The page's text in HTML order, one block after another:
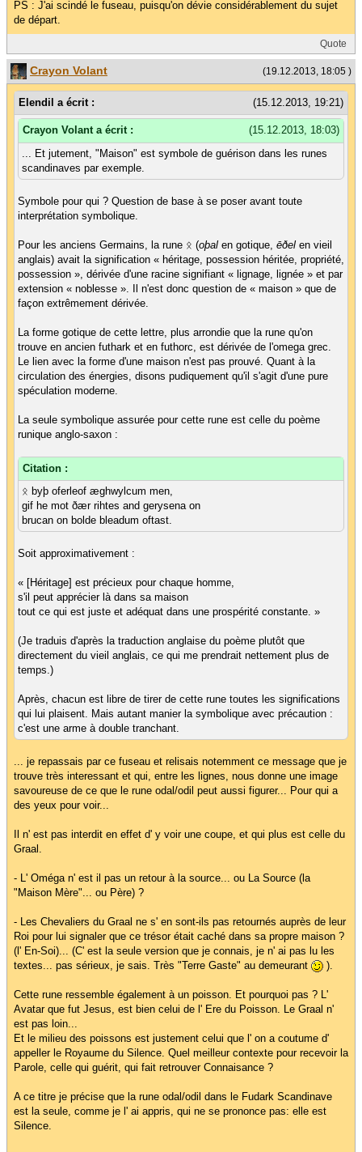
PS : J'ai scindé le fuseau, puisqu'on dévie considérablement du sujet
de départ.
Quote
(19.12.2013, 18:05 )
Crayon Volant
(15.12.2013, 19:21)
Elendil a écrit :
(15.12.2013, 18:03)
Crayon Volant a écrit :
... Et jutement, "Maison" est symbole de guérison dans les runes
scandinaves par exemple.
Symbole pour qui ? Question de base à se poser avant toute
interprétation symbolique.
Pour les anciens Germains, la rune ᛟ (oþal en gotique, ēðel en vieil
anglais) avait la signification « héritage, possession héritée, propriété,
possession », dérivée d'une racine signifiant « lignage, lignée » et par
extension « noblesse ». Il n'est donc question de « maison » que de
façon extrêmement dérivée.
La forme gotique de cette lettre, plus arrondie que la rune qu'on
trouve en ancien futhark et en futhorc, est dérivée de l'omega grec.
Le lien avec la forme d'une maison n'est pas prouvé. Quant à la
circulation des énergies, disons pudiquement qu'il s'agit d'une pure
spéculation moderne.
La seule symbolique assurée pour cette rune est celle du poème
runique anglo-saxon :
Citation :
ᛟ byþ oferleof æghwylcum men,
gif he mot ðær rihtes and gerysena on
brucan on bolde bleadum oftast.
Soit approximativement :
« [Héritage] est précieux pour chaque homme,
s'il peut apprécier là dans sa maison
tout ce qui est juste et adéquat dans une prospérité constante. »
(Je traduis d'après la traduction anglaise du poème plutôt que
directement du vieil anglais, ce qui me prendrait nettement plus de
temps.)
Après, chacun est libre de tirer de cette rune toutes les significations
qui lui plaisent. Mais autant manier la symbolique avec précaution :
c'est une arme à double tranchant.
... je repassais par ce fuseau et relisais notemment ce message que je
trouve très interessant et qui, entre les lignes, nous donne une image
savoureuse de ce que le rune odal/odil peut aussi figurer... Pour qui a
des yeux pour voir...
Il n' est pas interdit en effet d' y voir une coupe, et qui plus est celle du
Graal.
- L' Oméga n' est il pas un retour à la source... ou La Source (la
"Maison Mère"... ou Père) ?
- Les Chevaliers du Graal ne s' en sont-ils pas retournés auprès de leur
Roi pour lui signaler que ce trésor était caché dans sa propre maison ?
(l' En-Soi)... (C' est la seule version que je connais, je n' ai pas lu les
textes... pas sérieux, je sais. Très "Terre Gaste" au demeurant
).
Cette rune ressemble également à un poisson. Et pourquoi pas ? L'
Avatar que fut Jesus, est bien celui de l' Ere du Poisson. Le Graal n'
est pas loin...
Et le milieu des poissons est justement celui que l' on a coutume d'
appeller le Royaume du Silence. Quel meilleur contexte pour recevoir la
Parole, celle qui guérit, qui fait retrouver Connaisance ?
A ce titre je précise que la rune odal/odil dans le Fudark Scandinave
est la seule, comme je l' ai appris, qui ne se prononce pas: elle est
Silence.